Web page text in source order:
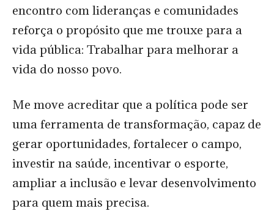
encontro com lideranças e comunidades
reforça o propósito que me trouxe para a
vida pública: Trabalhar para melhorar a
vida do nosso povo.
Me move acreditar que a política pode ser
uma ferramenta de transformação, capaz de
gerar oportunidades, fortalecer o campo,
investir na saúde, incentivar o esporte,
ampliar a inclusão e levar desenvolvimento
para quem mais precisa.